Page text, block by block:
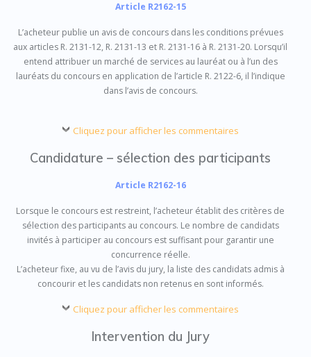
Article R2162-15
L’acheteur publie un avis de concours dans les conditions prévues
aux articles R. 2131-12, R. 2131-13 et R. 2131-16 à R. 2131-20. Lorsqu’il
entend attribuer un marché de services au lauréat ou à l’un des
lauréats du concours en application de l’article R. 2122-6, il l’indique
dans l’avis de concours.
Cliquez pour afficher les commentaires
Candidature – sélection des participants
Article R2162-16
Lorsque le concours est restreint, l’acheteur établit des critères de
sélection des participants au concours. Le nombre de candidats
invités à participer au concours est suffisant pour garantir une
concurrence réelle.
L’acheteur fixe, au vu de l’avis du jury, la liste des candidats admis à
concourir et les candidats non retenus en sont informés.
Cliquez pour afficher les commentaires
Intervention du Jury